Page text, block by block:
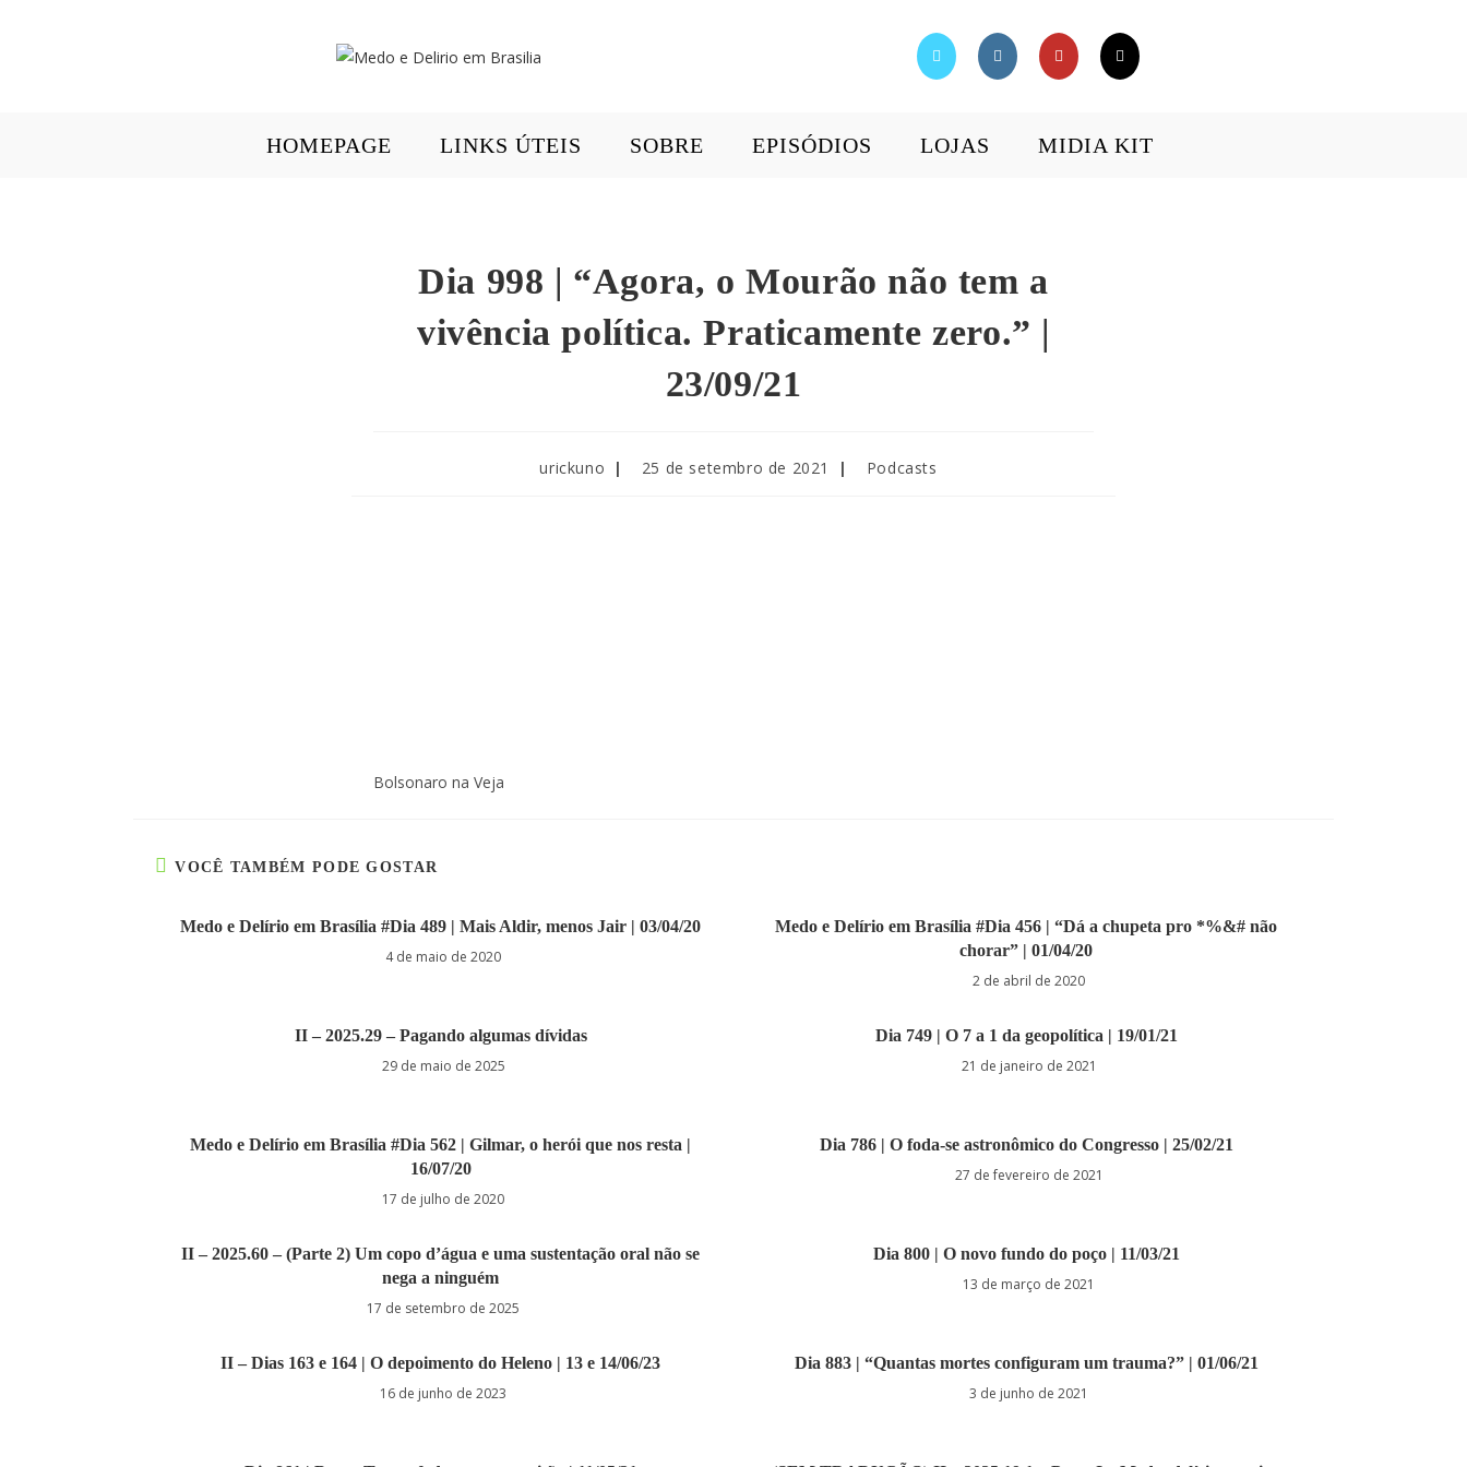
HOMEPAGE LINKS ÚTEIS SOBRE EPISÓDIOS LOJAS MIDIA KIT
Dia 998 | “Agora, o Mourão não tem a
vivência política. Praticamente zero.” |
23/09/21
urickuno 25 de setembro de 2021 Podcasts
Bolsonaro na Veja
VOCÊ TAMBÉM PODE GOSTAR
Medo e Delírio em Brasília #Dia 489 | Mais Aldir, menos Jair | 03/04/20
4 de maio de 2020
Medo e Delírio em Brasília #Dia 456 | “Dá a chupeta pro *%&# não
chorar” | 01/04/20
2 de abril de 2020
II – 2025.29 – Pagando algumas dívidas
29 de maio de 2025
Dia 749 | O 7 a 1 da geopolítica | 19/01/21
21 de janeiro de 2021
Medo e Delírio em Brasília #Dia 562 | Gilmar, o herói que nos resta |
16/07/20
17 de julho de 2020
Dia 786 | O foda-se astronômico do Congresso | 25/02/21
27 de fevereiro de 2021
II – 2025.60 – (Parte 2) Um copo d’água e uma sustentação oral não se
nega a ninguém
17 de setembro de 2025
Dia 800 | O novo fundo do poço | 11/03/21
13 de março de 2021
II – Dias 163 e 164 | O depoimento do Heleno | 13 e 14/06/23
16 de junho de 2023
Dia 883 | “Quantas mortes configuram um trauma?” | 01/06/21
3 de junho de 2021